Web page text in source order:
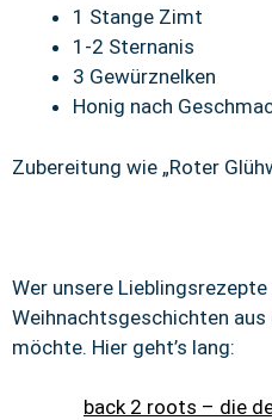
1 Stange Zimt
1-2 Sternanis
3 Gewürznelken
Honig nach
Zubereitung wie „Roter
Wer unsere Lieblingsrezepte
Weihnachtsgeschichten aus
möchte. Hier geht’s lang:
back 2 roots – die